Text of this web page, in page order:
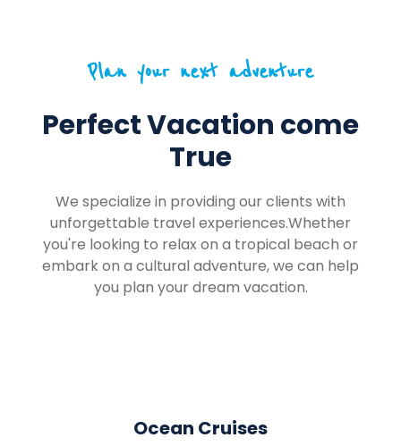
Plan your next adventure
Perfect Vacation come
True
We specialize in providing our clients with
unforgettable travel experiences.Whether
you're looking to relax on a tropical beach or
embark on a cultural adventure, we can help
you plan your dream vacation.
Ocean Cruises